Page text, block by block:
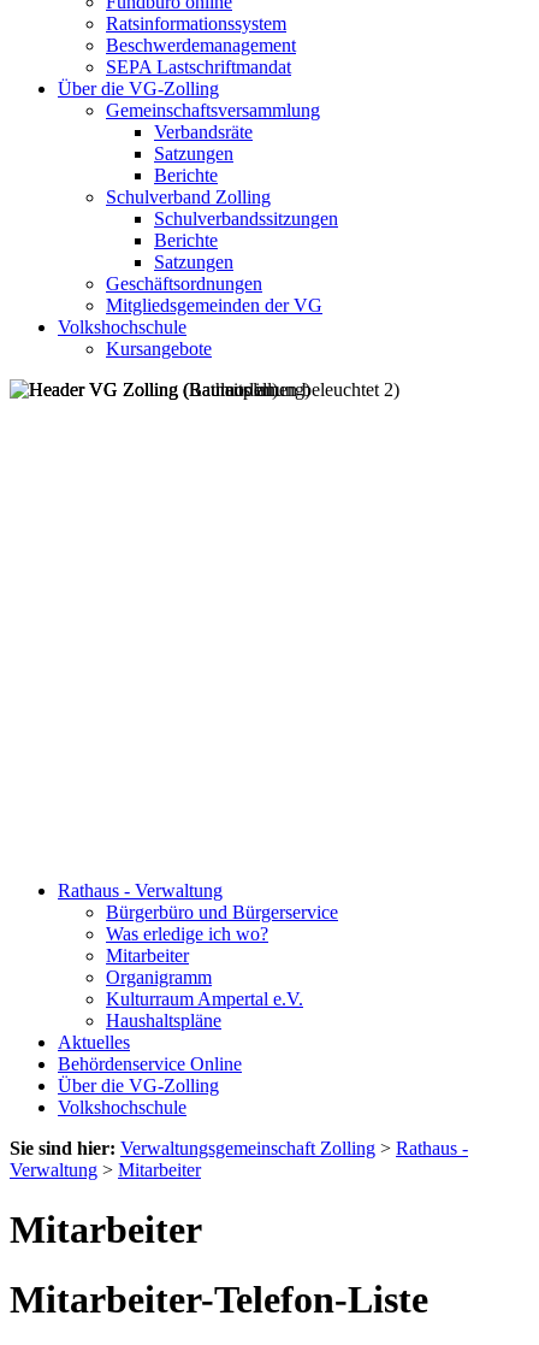
Ratsinformationssystem
Beschwerdemanagement
SEPA Lastschriftmandat
Über die VG-Zolling
Gemeinschaftsversammlung
Verbandsräte
Satzungen
Berichte
Schulverband Zolling
Schulverbandssitzungen
Berichte
Satzungen
Geschäftsordnungen
Mitgliedsgemeinden der VG
Volkshochschule
Kursangebote
Rathaus - Verwaltung
Bürgerbüro und Bürgerservice
Was erledige ich wo?
Mitarbeiter
Organigramm
Kulturraum Ampertal e.V.
Haushaltspläne
Aktuelles
Behördenservice Online
Über die VG-Zolling
Volkshochschule
Sie sind hier: Verwaltungsgemeinschaft Zolling > Rathaus -
Verwaltung > Mitarbeiter
Mitarbeiter
Mitarbeiter-Telefon-Liste